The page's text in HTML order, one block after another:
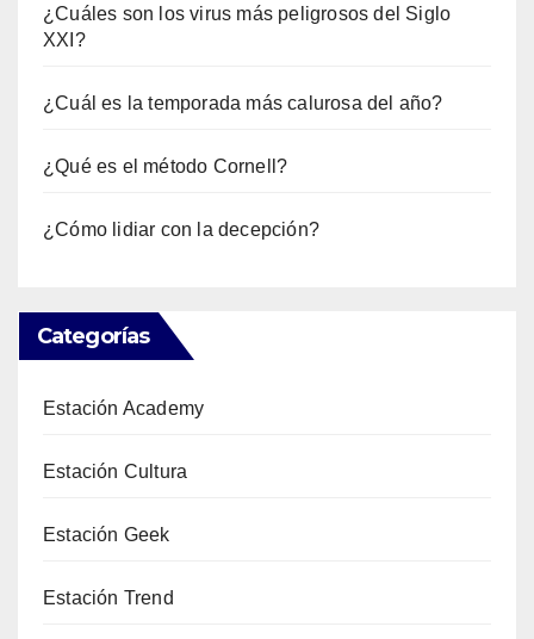
¿Cuáles son los virus más peligrosos del Siglo
XXI?
¿Cuál es la temporada más calurosa del año?
¿Qué es el método Cornell?
¿Cómo lidiar con la decepción?
Categorías
Estación Academy
Estación Cultura
Estación Geek
Estación Trend